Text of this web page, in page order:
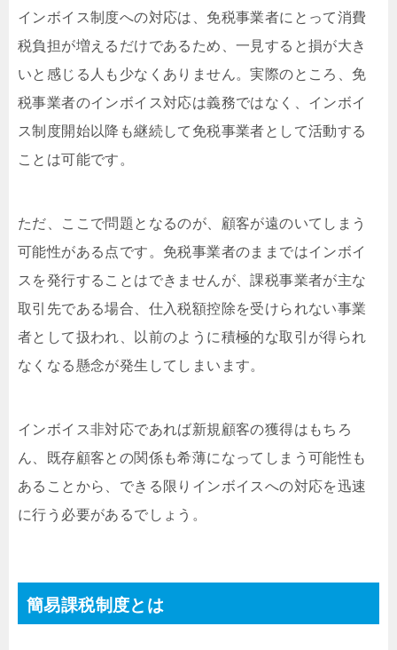
インボイス制度への対応は、免税事業者にとって消費
税負担が増えるだけであるため、一見すると損が大き
いと感じる人も少なくありません。実際のところ、免
税事業者のインボイス対応は義務ではなく、インボイ
ス制度開始以降も継続して免税事業者として活動する
ことは可能です。
ただ、ここで問題となるのが、顧客が遠のいてしまう
可能性がある点です。免税事業者のままではインボイ
スを発行することはできませんが、課税事業者が主な
取引先である場合、仕入税額控除を受けられない事業
者として扱われ、以前のように積極的な取引が得られ
なくなる懸念が発生してしまいます。
インボイス非対応であれば新規顧客の獲得はもちろ
ん、既存顧客との関係も希薄になってしまう可能性も
あることから、できる限りインボイスへの対応を迅速
に行う必要があるでしょう。
簡易課税制度とは